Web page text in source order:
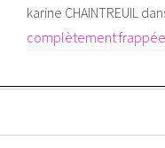
karine CHAINTREUIL
complètement